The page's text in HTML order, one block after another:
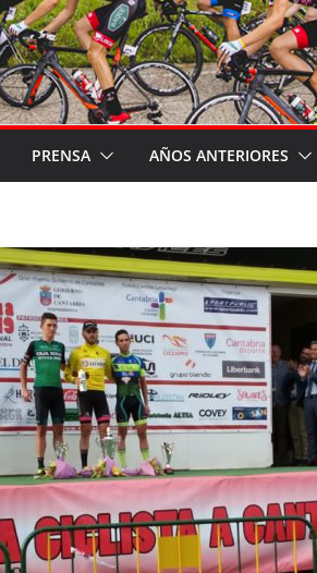
PRENSA AÑOS ANTERIORES